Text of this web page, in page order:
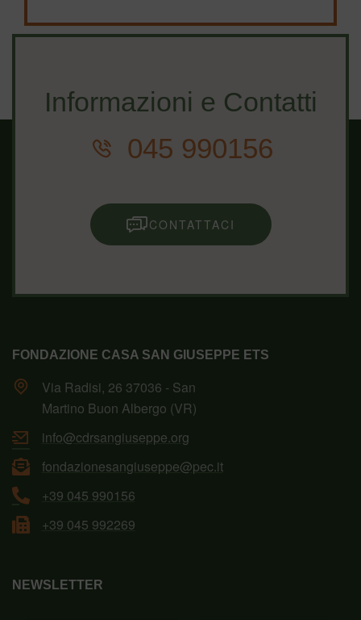
Informazioni e Contatti
045 990156
CONTATTACI
FONDAZIONE CASA SAN GIUSEPPE ETS
Via Radisi, 26 37036 - San
Martino Buon Albergo (VR)
info@cdrsangiuseppe.org
fondazionesangiuseppe@pec.it
+39 045 990156
+39 045 992269
NEWSLETTER